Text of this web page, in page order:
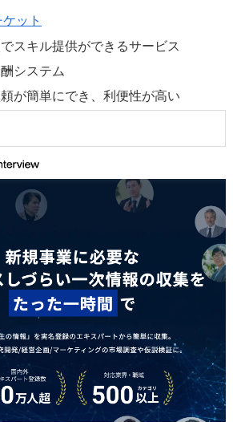
ット
スキル提供ができるサービス
システム
が簡単にでき、利便性が高い